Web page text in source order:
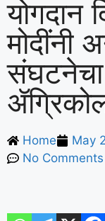
योगदान
मोदींनी
संघटनेचा
Home May
No Comments